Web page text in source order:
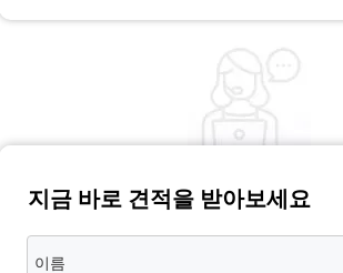
지금 바로 견적을 받아보세요